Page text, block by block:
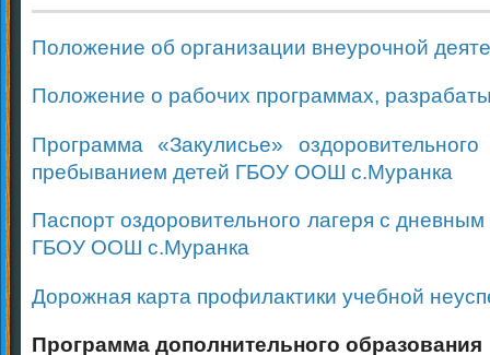
Положение об организации внеурочной
Положение о рабочих программах,
Программа «Закулисье»
пребыванием детей ГБОУ ООШ с.Муранка
Паспорт оздоровительного лагеря с
ГБОУ ООШ с.Муранка
Дорожная карта профилактики учебной
Программа дополнительного образования